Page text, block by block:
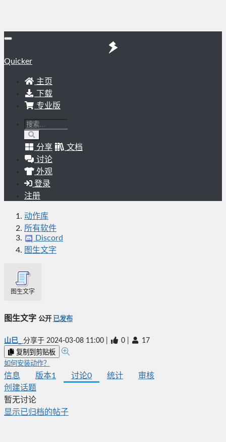
Quicker
主页
下载
专业版
分享
文档
讨论
外观
登录
注册
动作库
所有软件
Discord
图生文字
图生文字
图生文字 公开 已发布
山巳_ 分享于 2024-03-08 11:00 0 17
复制到剪贴板
如何安装动作？
信息 版本1 讨论0 统计
审核
创建话题
暂无讨论
显示已归档的帖子